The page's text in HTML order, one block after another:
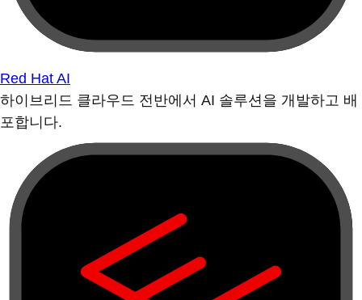
Red Hat AI
하이브리드 클라우드 전반에서 AI 솔루션을 개발하고 배
포합니다.